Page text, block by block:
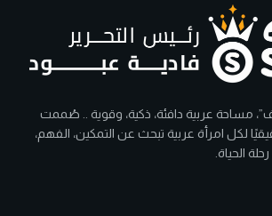
مساحة عربية دافئة، ذكية، وقوية .. صُممت
لكل امرأة عربية تبحث عن التمكين، الفهم،
الحياة.